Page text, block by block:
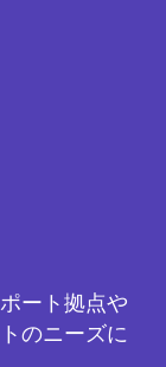
ート拠点や
のニーズに